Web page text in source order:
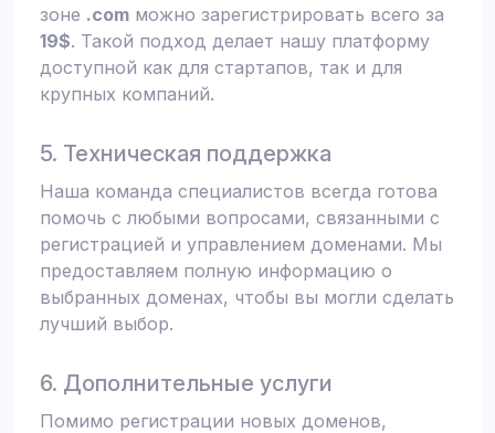
зоне .com можно зарегистрировать всего за
19$. Такой подход делает нашу платформу
доступной как для стартапов, так и для
крупных компаний.
5. Техническая поддержка
Наша команда специалистов всегда готова
помочь с любыми вопросами, связанными с
регистрацией и управлением доменами. Мы
предоставляем полную информацию о
выбранных доменах, чтобы вы могли сделать
лучший выбор.
6. Дополнительные услуги
Помимо регистрации новых доменов,